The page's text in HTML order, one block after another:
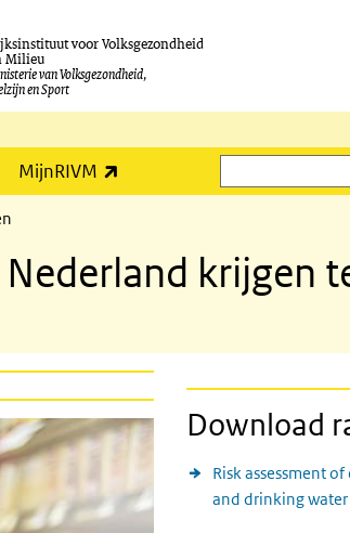
voor Volksgezondheid
Milieu
van Volksgezondheid,
en Sport
MijnRIVM
Zoeken
krijgen
Download
Risk assessment
and drinking